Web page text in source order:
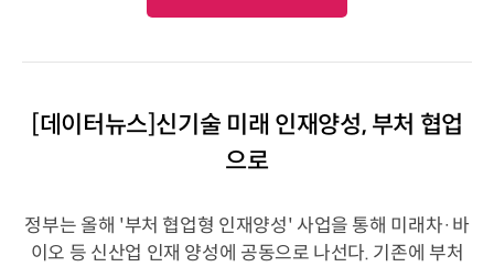
[데이터뉴스]신기술 미래 인재양성, 부처 협업
으로
정부는 올해 '부처 협업형 인재양성' 사업을 통해 미래차·바
이오 등 신산업 인재 양성에 공동으로 나선다. 기존에 부처